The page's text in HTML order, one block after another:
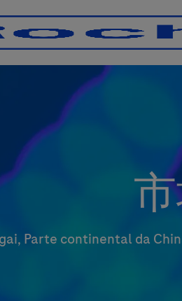
Parte continental da